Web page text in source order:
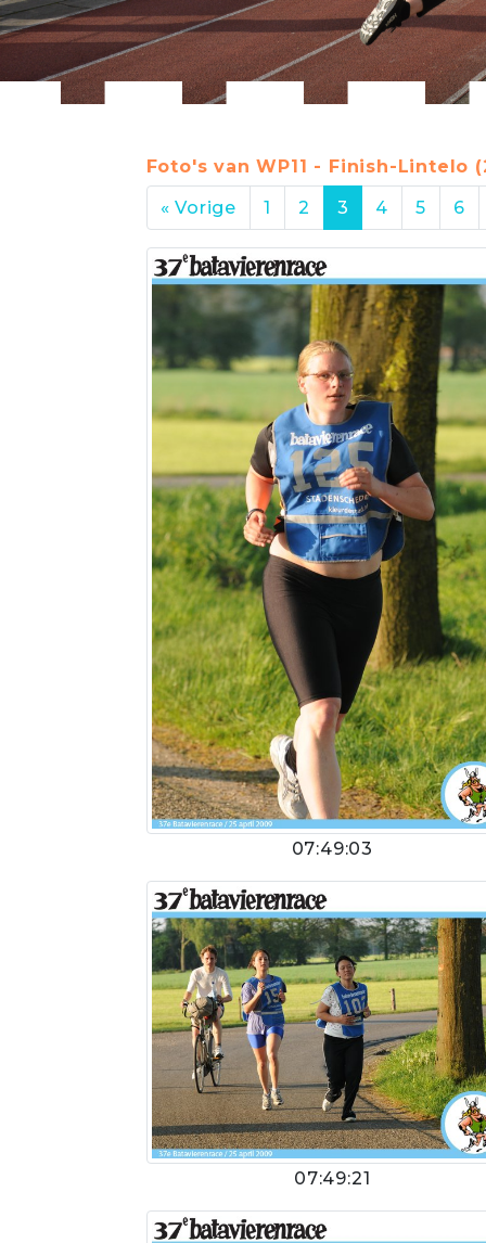
Foto's van WP11 - Finish-Lintelo
« Vorige
1 2 3 4 5 6
07:49:03
07:49:21